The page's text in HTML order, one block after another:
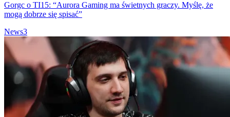
Gorgc o TI15: “Aurora Gaming ma świetnych graczy. Myślę, że
mogą dobrze się spisać”
News3